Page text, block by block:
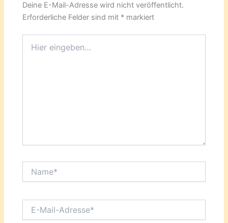
Deine E-Mail-Adresse wird nicht veröffentlicht.
Erforderliche Felder sind mit * markiert
eingeben…
Mail-